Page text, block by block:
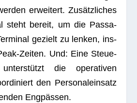
erwei­tert. Zusätz­li­ches
steht bereit, um die Pas­sa­
gezielt zu len­ken, ins­
Zei­ten. Und: Eine Steue­
unter­stützt die ope­ra­ti­ven
den Per­so­nal­ein­satz
Engpässen.